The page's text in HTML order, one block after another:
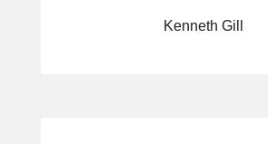
Kenneth Gill